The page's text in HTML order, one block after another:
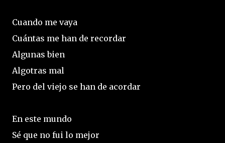
Cuando me vaya
Cuántas me han de recordar
Algunas bien
Algotras mal
Pero del viejo se han de acordar
En este mundo
Sé que no fui lo mejor